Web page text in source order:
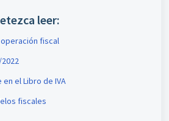
leer:
operación fiscal
en el Libro de IVA
fiscales